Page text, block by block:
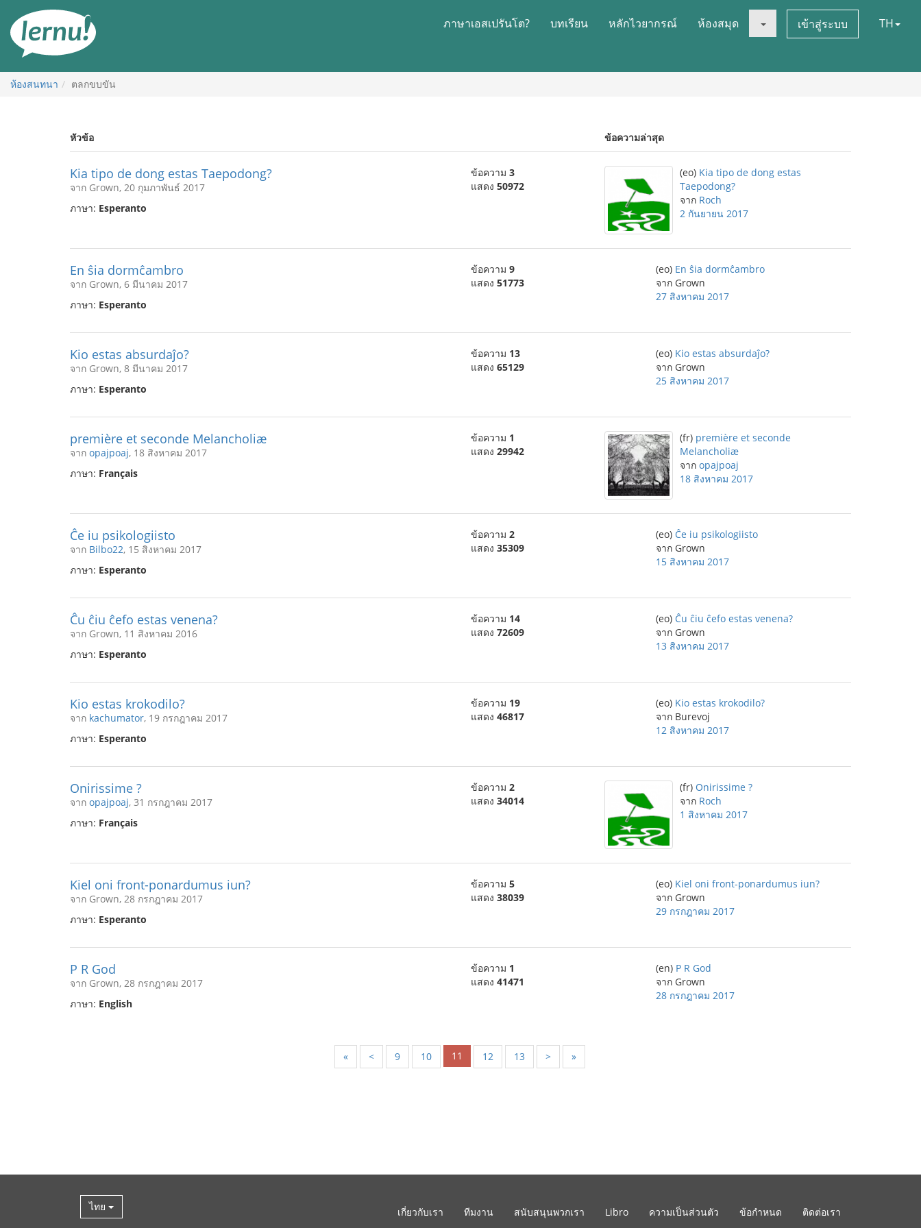
สารบัญ
ภาษาเอสเปรันโต? บทเรียน หลักไวยากรณ์ ห้องสมุด เข้าสู่ระบบ TH
ห้องสนทนา ตลกขบขัน
หัวข้อ ข้อความล่าสุด
Kia tipo de dong estas Taepodong?
จาก Grown, 20 กุมภาพันธ์ 2017
ภาษา: Esperanto
ข้อความ 3
แสดง 50972
(eo) Kia tipo de dong estas
Taepodong?
จาก Roch
2 กันยายน 2017
En ŝia dormĉambro
จาก Grown, 6 มีนาคม 2017
ภาษา: Esperanto
ข้อความ 9
แสดง 51773
(eo) En ŝia dormĉambro
จาก Grown
27 สิงหาคม 2017
Kio estas absurdaĵo?
จาก Grown, 8 มีนาคม 2017
ภาษา: Esperanto
ข้อความ 13
แสดง 65129
(eo) Kio estas absurdaĵo?
จาก Grown
25 สิงหาคม 2017
première et seconde Melancholiæ
จาก opajpoaj, 18 สิงหาคม 2017
ภาษา: Français
ข้อความ 1
แสดง 29942
(fr) première et seconde
Melancholiæ
จาก opajpoaj
18 สิงหาคม 2017
Ĉe iu psikologiisto
จาก Bilbo22, 15 สิงหาคม 2017
ภาษา: Esperanto
ข้อความ 2
แสดง 35309
(eo) Ĉe iu psikologiisto
จาก Grown
15 สิงหาคม 2017
Ĉu ĉiu ĉefo estas venena?
จาก Grown, 11 สิงหาคม 2016
ภาษา: Esperanto
ข้อความ 14
แสดง 72609
(eo) Ĉu ĉiu ĉefo estas venena?
จาก Grown
13 สิงหาคม 2017
Kio estas krokodilo?
จาก kachumator, 19 กรกฎาคม 2017
ภาษา: Esperanto
ข้อความ 19
แสดง 46817
(eo) Kio estas krokodilo?
จาก Burevoj
12 สิงหาคม 2017
Onirissime ?
จาก opajpoaj, 31 กรกฎาคม 2017
ภาษา: Français
ข้อความ 2
แสดง 34014
(fr) Onirissime ?
จาก Roch
1 สิงหาคม 2017
Kiel oni front-ponardumus iun?
จาก Grown, 28 กรกฎาคม 2017
ภาษา: Esperanto
ข้อความ 5
แสดง 38039
(eo) Kiel oni front-ponardumus iun?
จาก Grown
29 กรกฎาคม 2017
P R God
จาก Grown, 28 กรกฎาคม 2017
ภาษา: English
ข้อความ 1
แสดง 41471
(en) P R God
จาก Grown
28 กรกฎาคม 2017
« < 9 10 11 12 13 > »
ไทย เกี่ยวกับเรา ทีมงาน สนับสนุนพวกเรา Libro ความเป็นส่วนตัว ข้อกำหนด ติดต่อเรา